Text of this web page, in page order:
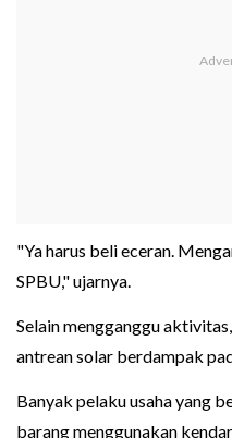
"Ya harus beli eceran.
SPBU," ujarnya.
Selain mengganggu
antrean solar berdampak
Banyak pelaku usaha yang
barang menggunakan